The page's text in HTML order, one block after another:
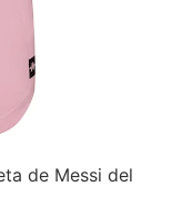
de Messi del